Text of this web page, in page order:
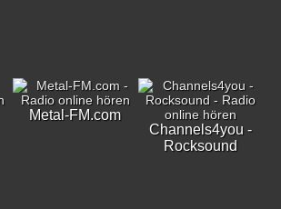
Metal-FM.com
Channels4you -
Rocksound